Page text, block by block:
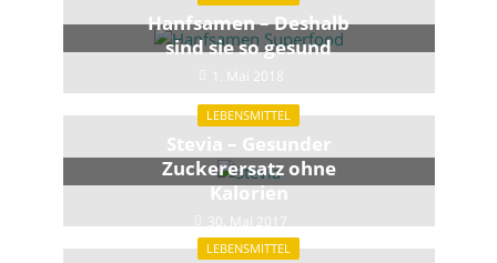
Hanfsamen – Deshalb
sind sie so gesund
1. Mai 2018
LEBENSMITTEL
Stevia – Gesunder
Zuckerersatz ohne
Kalorien
30. Mai 2017
LEBENSMITTEL